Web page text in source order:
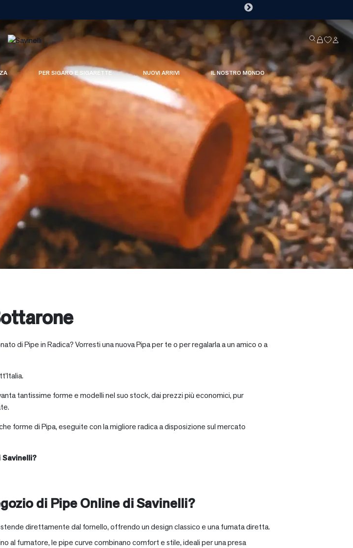
PER SIGARO E SIGARETTE NUOVI ARRIVI IL NOSTRO MONDO
di Pipe in Radica? Vorresti una nuova Pipa per te o per regalarla a un amico o a
tantissime forme e modelli nel suo stock, dai prezzi più economici, pur
forme di Pipa, eseguite con la migliore radica a disposizione sul mercato
Savinelli?
di Pipe Online di Savinelli?
direttamente dal fornello, offrendo un design classico e una fumata diretta.
al fumatore, le pipe curve combinano comfort e stile, ideali per una presa